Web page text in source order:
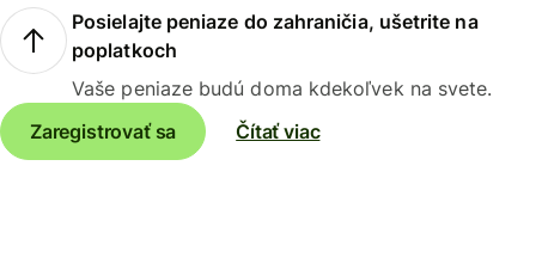
Posielajte peniaze do zahraničia, ušetrite na
poplatkoch
Vaše peniaze budú doma kdekoľvek na svete.
Zaregistrovať sa
Čítať viac